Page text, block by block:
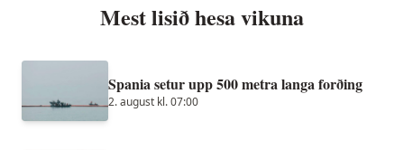
Mest lisið hesa vikuna
Spania setur upp 500 metra langa forðing
2. august kl. 07:00